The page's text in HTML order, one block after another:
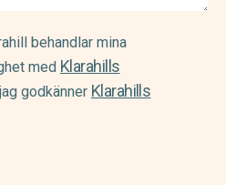
behandlar mina
med Klarahills
godkänner Klarahills